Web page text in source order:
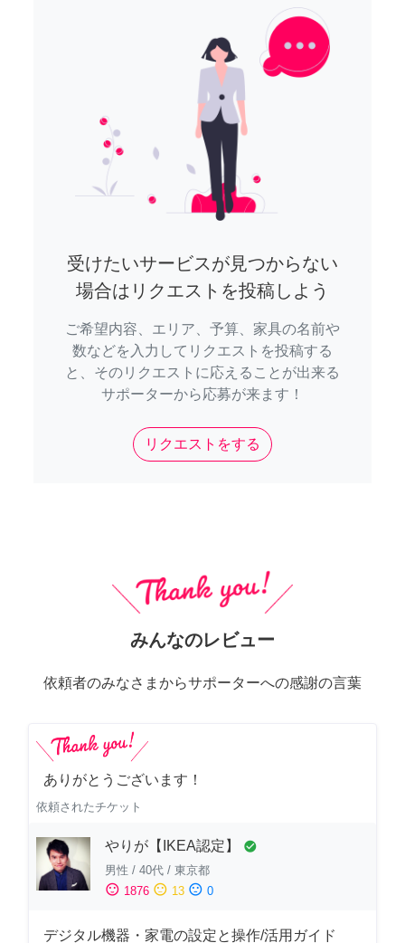
受けたいサービスが見つからない
場合はリクエストを投稿しよう
ご希望内容、エリア、予算、家具の名前や
数などを入力してリクエストを投稿する
と、そのリクエストに応えることが出来る
サポーターから応募が来ます！
リクエストをする
みんなのレビュー
依頼者のみなさまからサポーターへの感謝の言葉
ありがとうございます！
依頼されたチケット
やりが【IKEA認定】 check_circle
男性 / 40代 / 東京都
sentiment_satisfied 1876 sentiment_neutral 13 sentiment_dissatisfied 0
デジタル機器・家電の設定と操作/活用ガイド